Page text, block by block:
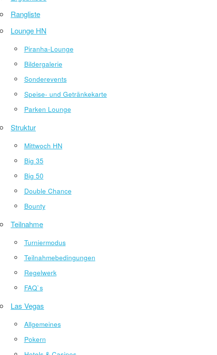
Rangliste
Lounge HN
Piranha-Lounge
Bildergalerie
Sonderevents
Speise- und Getränkekarte
Parken Lounge
Struktur
Mittwoch HN
Big 35
Big 50
Double Chance
Bounty
Teilnahme
Turniermodus
Teilnahmebedingungen
Regelwerk
FAQ`s
Las Vegas
Allgemeines
Pokern